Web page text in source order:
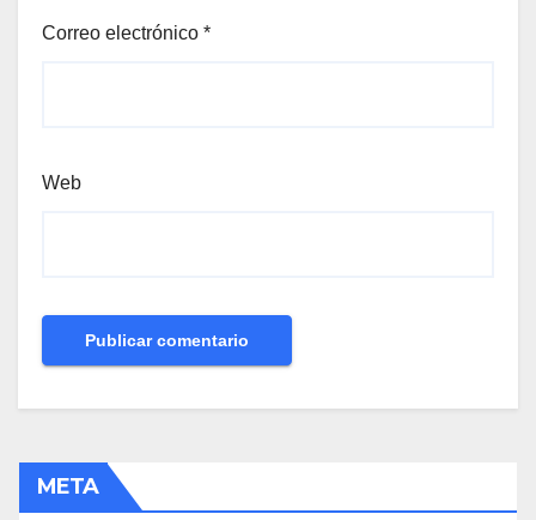
Correo electrónico *
Web
META